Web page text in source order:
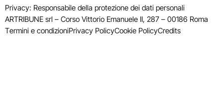
Privacy: Responsabile della protezione dei dati personali
ARTRIBUNE srl – Corso Vittorio Emanuele II, 287 – 00186 Roma
Termini e condizioniPrivacy PolicyCookie PolicyCredits